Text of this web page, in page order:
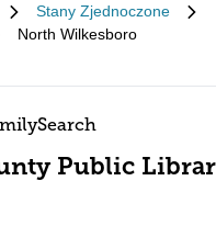
Stany Zjednoczone
North Wilkesboro
Public